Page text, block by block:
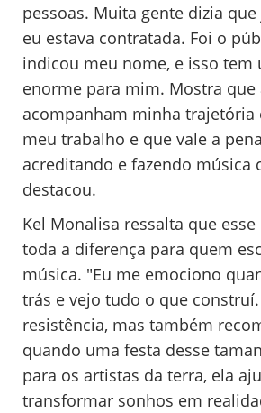
pessoas. Muita gente dizia que
eu estava contratada. Foi o
indicou meu nome, e isso tem
enorme para mim. Mostra que
acompanham minha trajetória
meu trabalho e que vale a
acreditando e fazendo música
destacou.
Kel Monalisa ressalta que
toda a diferença para quem
música. "Eu me emociono
trás e vejo tudo o que
resistência, mas também
quando uma festa desse
para os artistas da terra, ela
transformar sonhos em